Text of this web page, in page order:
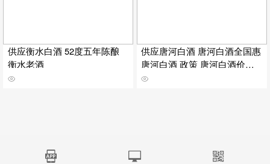
供应衡水白酒 52度五年陈酿
衡水老酒
供应唐河白酒 唐河白酒全国惠
唐河白酒 政策 唐河白酒价格
行情